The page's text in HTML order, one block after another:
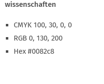
wissenschaften
CMYK 100, 30, 0, 0
RGB 0, 130, 200
Hex #0082c8